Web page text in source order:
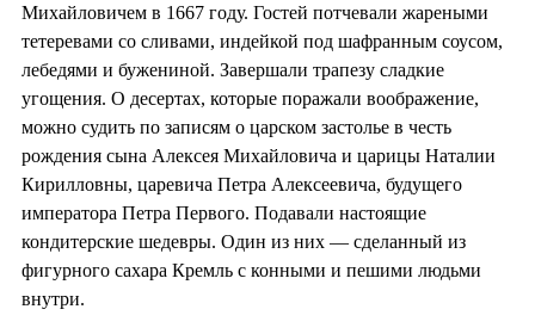
Михайловичем в 1667 году. Гостей потчевали жареными
тетеревами со сливами, индейкой под шафранным соусом,
лебедями и бужениной. Завершали трапезу сладкие
угощения. О десертах, которые поражали воображение,
можно судить по записям о царском застолье в честь
рождения сына Алексея Михайловича и царицы Наталии
Кирилловны, царевича Петра Алексеевича, будущего
императора Петра Первого. Подавали настоящие
кондитерские шедевры. Один из них — сделанный из
фигурного сахара Кремль с конными и пешими людьми
внутри.